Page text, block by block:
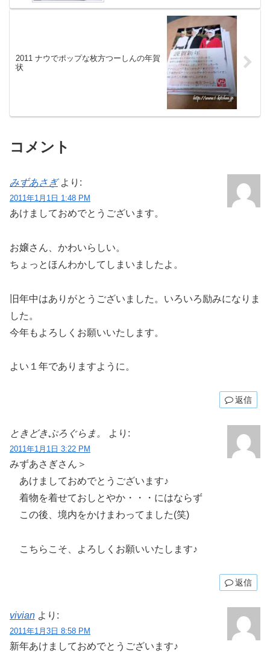
2011 ナウでポップな枚方つーしんの年賀
状
コメント
みずあさぎ より:
2011年1月1日 1:48 PM
あけましておめでとうございます。
お嬢さん、かわいらしい。
ちょっとほんわかしてしまいましたよ。
旧年中はありがとうございました。いろいろ励みになりま
した。
今年もよろしくお願いいたします。
よい１年でありますように。
返信
ときどきぷろぐらま。 より:
2011年1月1日 3:22 PM
みずあさぎさん＞
あけましておめでとうございます♪
着物を着せておしとやか・・・にはならず
この後、境内をかけまわってました(笑)
こちらこそ、よろしくお願いいたします♪
返信
vivian より:
2011年1月3日 8:58 PM
新年あけましておめでとうございます♪